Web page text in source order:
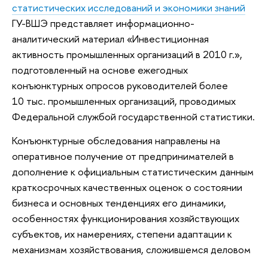
статистических исследований и экономики знаний
ГУ-ВШЭ представляет информационно-
аналитический материал «Инвестиционная
активность промышленных организаций в 2010 г.»,
подготовленный на основе ежегодных
конъюнктурных опросов руководителей более
10 тыс. промышленных организаций, проводимых
Федеральной службой государственной статистики.
Конъюнктурные обследования направлены на
оперативное получение от предпринимателей в
дополнение к официальным статистическим данным
краткосрочных качественных оценок о состоянии
бизнеса и основных тенденциях его динамики,
особенностях функционирования хозяйствующих
субъектов, их намерениях, степени адаптации к
механизмам хозяйствования, сложившемся деловом